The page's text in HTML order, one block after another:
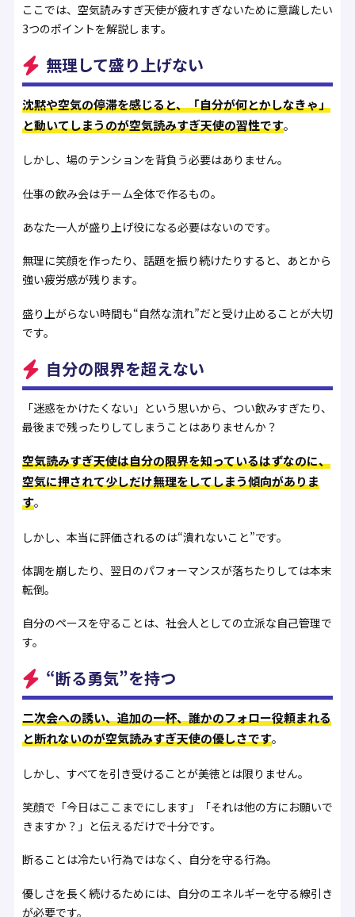
ここでは、空気読みすぎ天使が疲れすぎないために意識したい
3つのポイントを解説します。
無理して盛り上げない
沈黙や空気の停滞を感じると、「自分が何とかしなきゃ」
と動いてしまうのが空気読みすぎ天使の習性です。
しかし、場のテンションを背負う必要はありません。
仕事の飲み会はチーム全体で作るもの。
あなた一人が盛り上げ役になる必要はないのです。
無理に笑顔を作ったり、話題を振り続けたりすると、あとから
強い疲労感が残ります。
盛り上がらない時間も“自然な流れ”だと受け止めることが大切
です。
自分の限界を超えない
「迷惑をかけたくない」という思いから、つい飲みすぎたり、
最後まで残ったりしてしまうことはありませんか？
空気読みすぎ天使は自分の限界を知っているはずなのに、
空気に押されて少しだけ無理をしてしまう傾向がありま
す。
しかし、本当に評価されるのは“潰れないこと”です。
体調を崩したり、翌日のパフォーマンスが落ちたりしては本末
転倒。
自分のペースを守ることは、社会人としての立派な自己管理で
す。
“断る勇気”を持つ
二次会への誘い、追加の一杯、誰かのフォロー役――頼まれる
と断れないのが空気読みすぎ天使の優しさです。
しかし、すべてを引き受けることが美徳とは限りません。
笑顔で「今日はここまでにします」「それは他の方にお願いで
きますか？」と伝えるだけで十分です。
断ることは冷たい行為ではなく、自分を守る行為。
優しさを長く続けるためには、自分のエネルギーを守る線引き
が必要です。